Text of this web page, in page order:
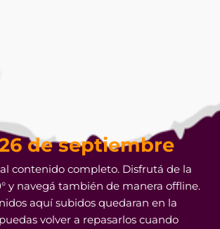
de septiembre
contenido completo. Disfrutá de la
y navegá también de manera offline.
aquí subidos quedaran en la
volver a repasarlos cuando